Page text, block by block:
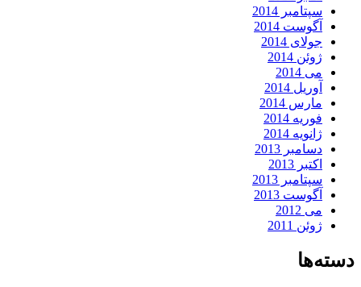
سپتامبر 2014
آگوست 2014
جولای 2014
ژوئن 2014
می 2014
آوریل 2014
مارس 2014
فوریه 2014
ژانویه 2014
دسامبر 2013
اکتبر 2013
سپتامبر 2013
آگوست 2013
می 2012
ژوئن 2011
دسته‌ها